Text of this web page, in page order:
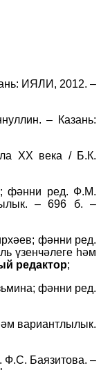
ИЯЛИ, 2012. –
– Казань:
ХХ века / Б.К.
фәнни ред. Ф.М.
– 696 б. –
фәнни ред.
үзенчәлеге һәм
редактор;
фәнни ред.
вариантлылык.
Ф.С. Баязитова. –